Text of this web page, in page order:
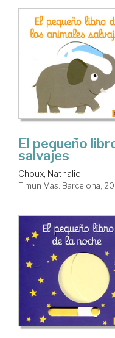
El pequeño
salvajes
Choux, Nathalie
Timun Mas. Barcelona,